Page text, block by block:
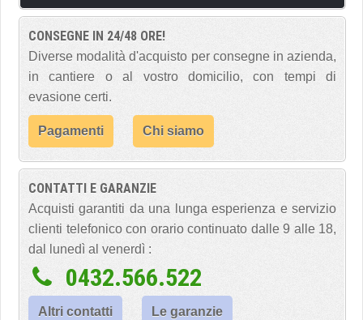
CONSEGNE IN 24/48 ORE!
Diverse modalità d'acquisto per consegne in azienda,
in cantiere o al vostro domicilio, con tempi di
evasione certi.
Pagamenti Chi siamo
CONTATTI E GARANZIE
Acquisti garantiti da una lunga esperienza e servizio
clienti telefonico con orario continuato dalle 9 alle 18,
dal lunedì al venerdì :
0432.566.522
Altri contatti Le garanzie